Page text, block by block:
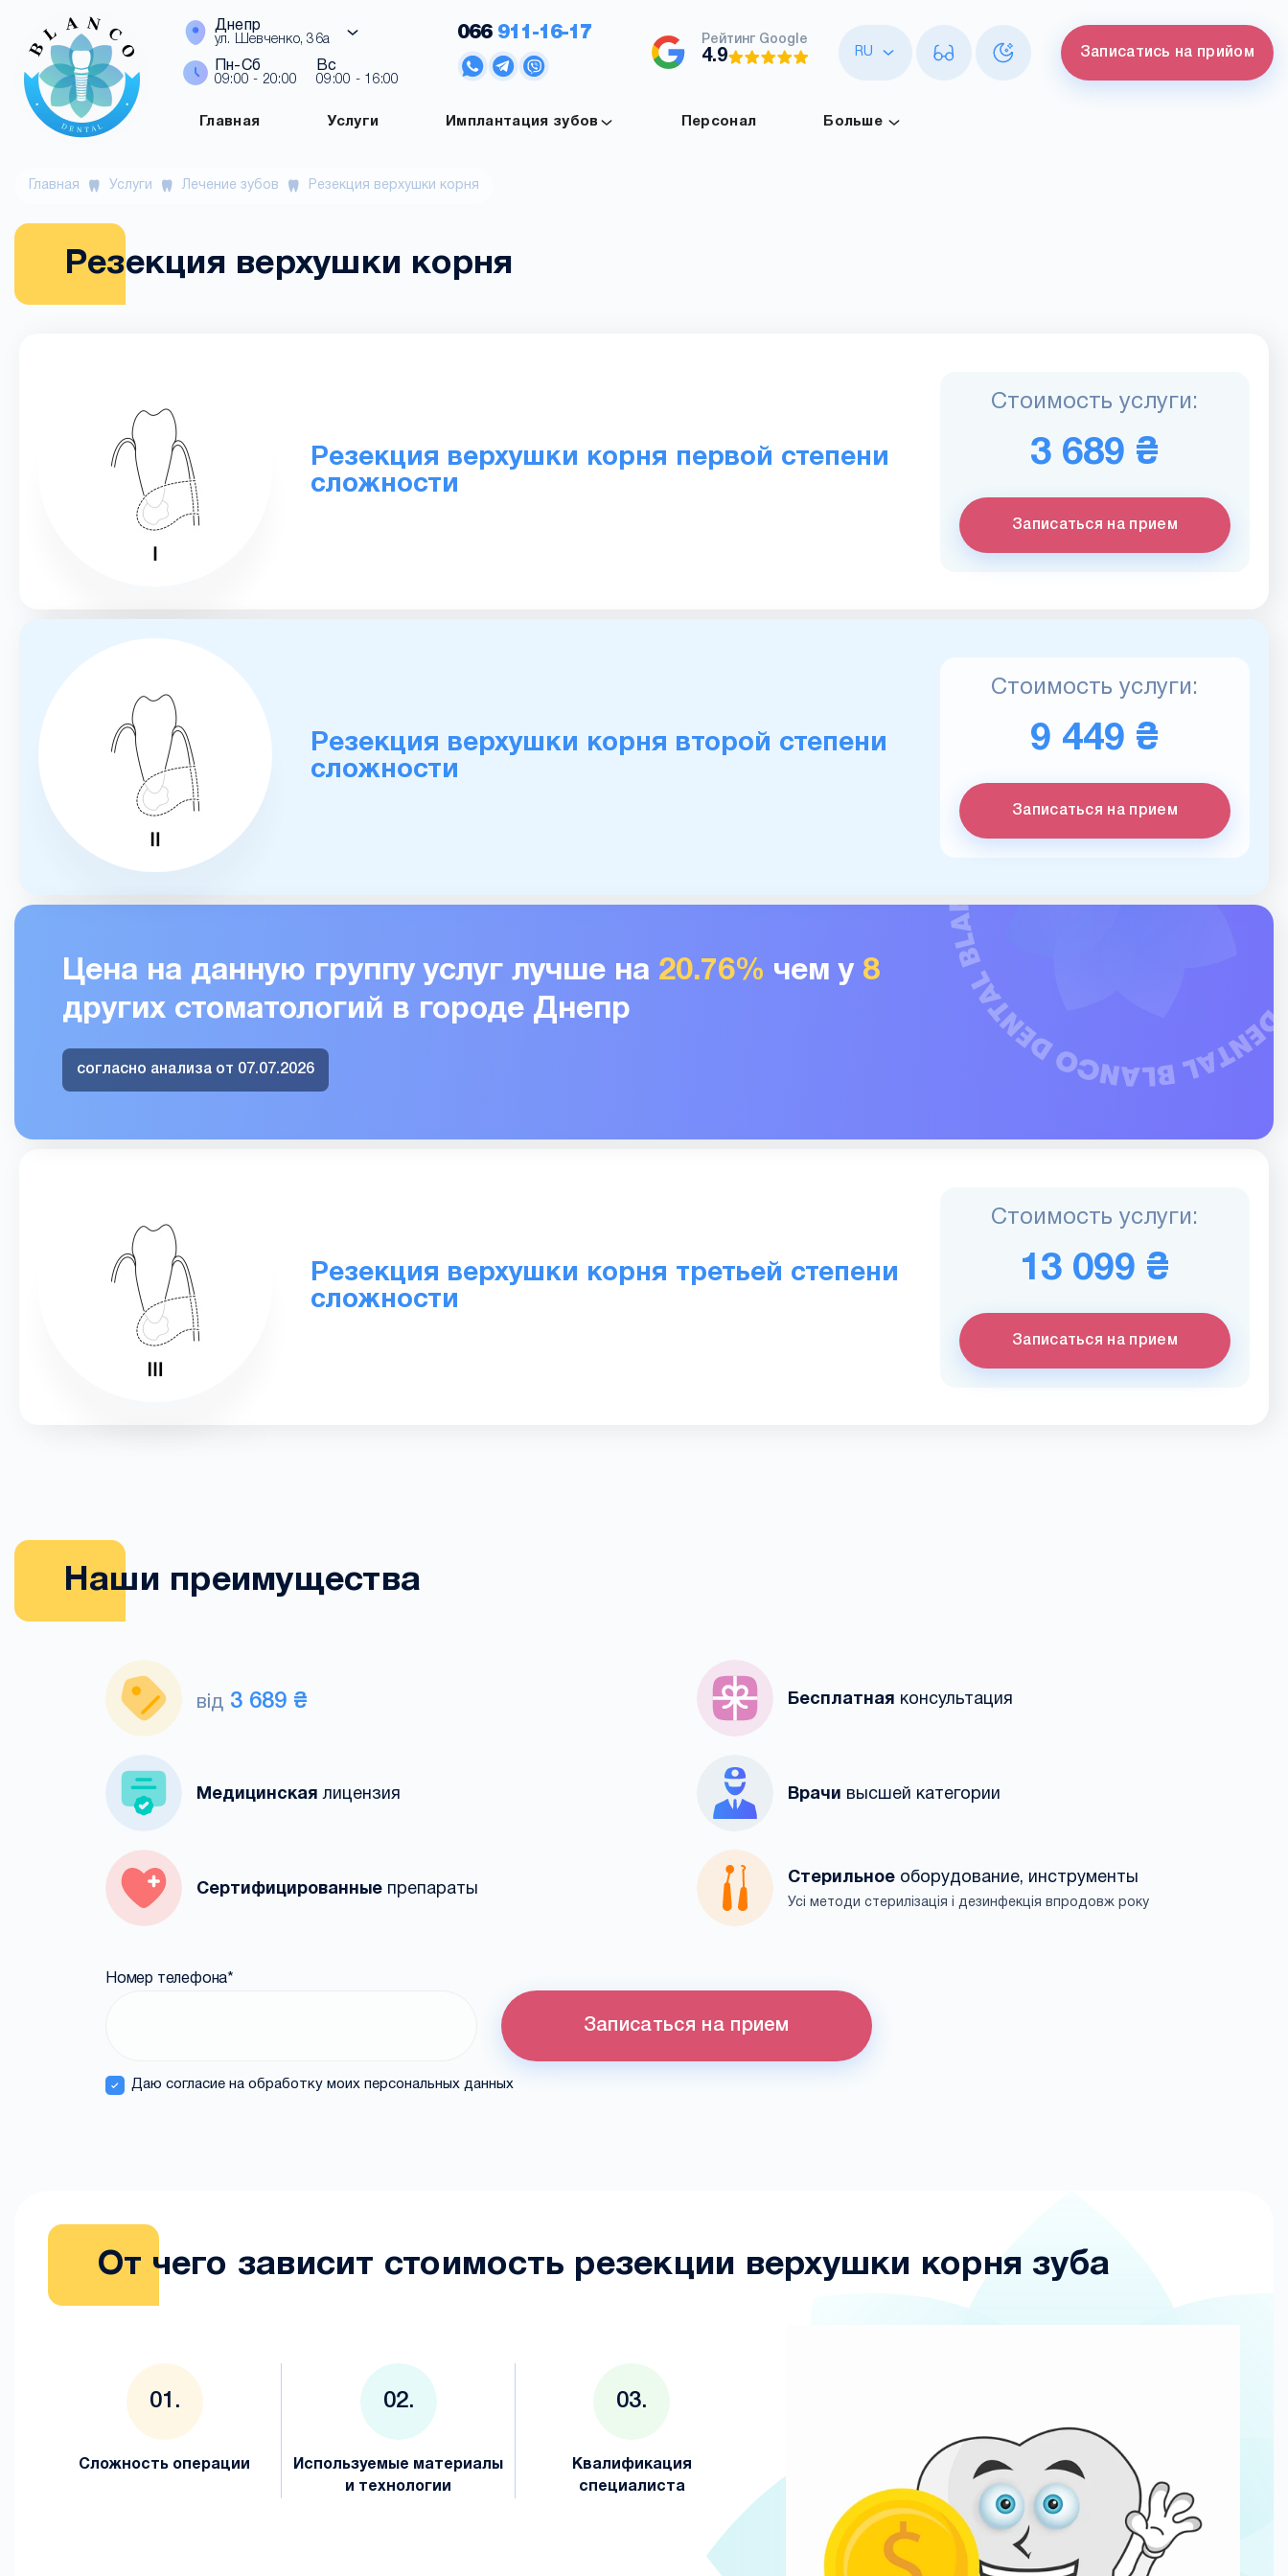
Днепр
ул. Шевченко, 36а
Пн-Сб
09:00 - 20:00
Вс
09:00 - 16:00
066911-16-17 Рейтинг Google
4.9 RU Записатись на прийом
Главная Услуги Имплантация зубов Персонал Больше
Главная Услуги Лечение зубов Резекция верхушки корня
Резекция верхушки корня
Цена на данную группу услуг лучше на 20.76% чем у 8
других стоматологий в городе Днепр
согласно анализа от 07.07.2026
Резекция верхушки корня первой степени
сложности
Стоимость услуги:
3 689 ₴
Записаться на прием
Резекция верхушки корня второй степени
сложности
Стоимость услуги:
9 449 ₴
Записаться на прием
Резекция верхушки корня третьей степени
сложности
Стоимость услуги:
13 099 ₴
Записаться на прием
Наши преимущества
від 3 689 ₴ Бесплатная консультация
Медицинскаялицензия Врачи высшей категории
Сертифицированные препараты
Стерильное оборудование, инструменты
Усі методи стерилізація і дезинфекція впродовж року
Номер телефона*
Даю согласие на обработку моих персональных данных
Записаться на прием
От чего зависит стоимость резекции верхушки корня зуба
Сложность операции
Используемые материалы
и технологии
Квалификация
специалиста